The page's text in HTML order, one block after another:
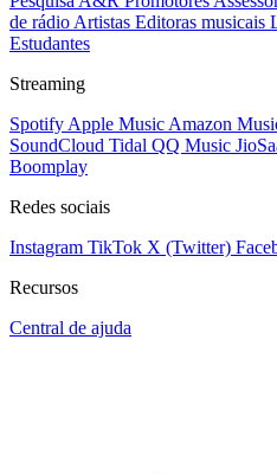
de rádio Artistas Editoras musicais
Estudantes
Streaming
Spotify Apple Music Amazon
SoundCloud Tidal QQ Music
Boomplay
Redes sociais
Instagram TikTok X (Twitter)
Recursos
Central de ajuda